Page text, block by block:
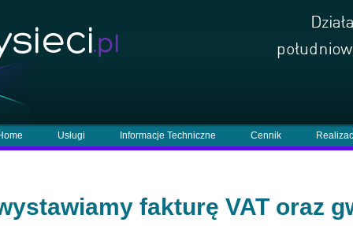
Usługi Informacje Techniczne Cennik
fakturę VAT oraz